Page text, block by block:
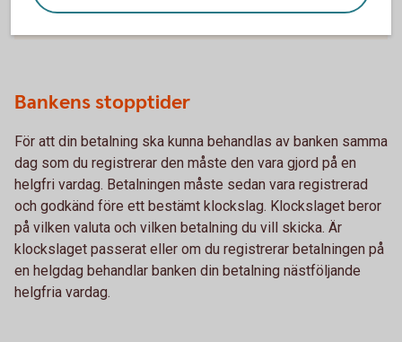
Mer information
Bankens stopptider
För att din betalning ska kunna behandlas av banken samma
dag som du registrerar den måste den vara gjord på en
helgfri vardag. Betalningen måste sedan vara registrerad
och godkänd före ett bestämt klockslag. Klockslaget beror
på vilken valuta och vilken betalning du vill skicka. Är
klockslaget passerat eller om du registrerar betalningen på
en helgdag behandlar banken din betalning nästföljande
helgfria vardag.